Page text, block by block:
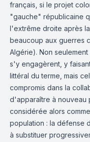
français, si le projet
"gauche" républicaine
l'extrême droite après
beaucoup aux guerres
Algérie). Non
s'y engagèrent, y
littéral du terme, mais
compromis dans la
d'apparaître à nouveau
considérée alors
population : la défense
à substituer